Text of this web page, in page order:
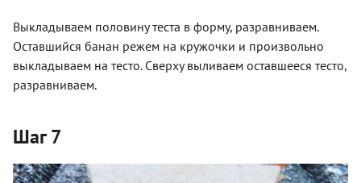
Выкладываем половину теста в форму, разравниваем.
Оставшийся банан режем на кружочки и произвольно
выкладываем на тесто. Сверху выливаем оставшееся тесто,
разравниваем.
Шаг 7